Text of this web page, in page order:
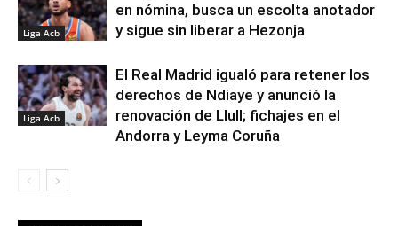
Liga Acb
en nómina, busca un escolta anotador
y sigue sin liberar a Hezonja
Liga Acb
El Real Madrid igualó para retener los
derechos de Ndiaye y anunció la
renovación de Llull; fichajes en el
Andorra y Leyma Coruña